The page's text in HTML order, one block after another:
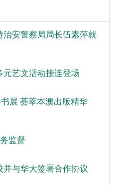
安警察局局长伍素萍就
艺文活动接连登场
展 荟萃本澳出版精华
监督
与华大签署合作协议